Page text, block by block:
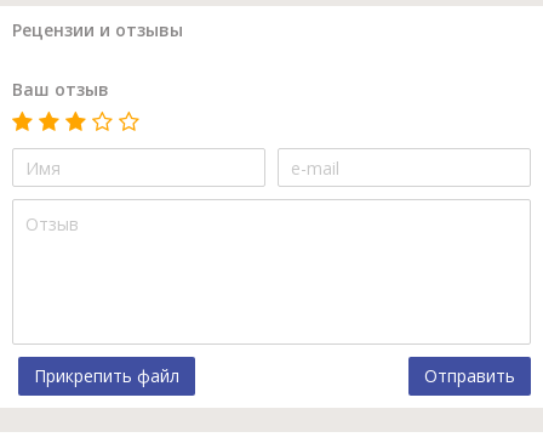
Рецензии и отзывы
Ваш отзыв
Прикрепить файл Отправить